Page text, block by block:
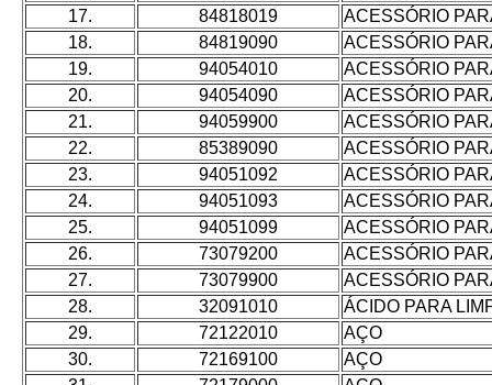
17.
84818019
ACESSÓRIO
18.
84819090
ACESSÓRIO
19.
94054010
ACESSÓRIO
20.
94054090
ACESSÓRIO
21.
94059900
ACESSÓRIO
22.
85389090
ACESSÓRIO
23.
94051092
ACESSÓRIO
24.
94051093
ACESSÓRIO
25.
94051099
ACESSÓRIO
26.
73079200
ACESSÓRIO
27.
73079900
ACESSÓRIO
28.
32091010
ÁCIDO PARA
29.
72122010
AÇO
30.
72169100
AÇO